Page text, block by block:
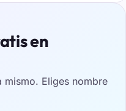
en
mismo. Eliges nombre